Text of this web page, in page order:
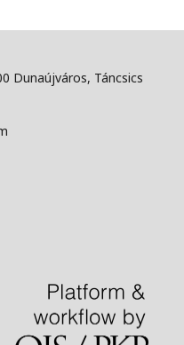
Dunaújváros, Táncsics